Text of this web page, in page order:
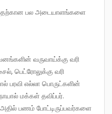
வருவாய்க்கு வரி
பெட்ரோலுக்கு வரி
பரவி எல்லா பொருட்களின்
மக்கள் தவிப்பர்.
அதில் பணம் போட்டிருப்பவர்களை